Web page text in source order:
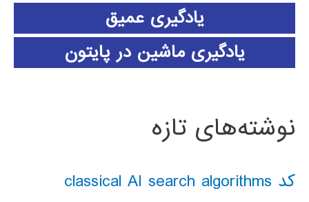
یادگیری عمیق
یادگیری ماشین در پایتون
نوشته‌های تازه
کد classical AI search algorithms